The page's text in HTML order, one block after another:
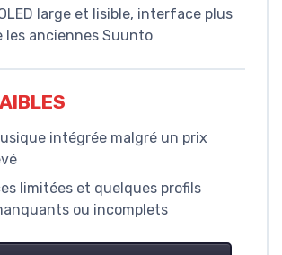
large et lisible, interface plus
les anciennes Suunto
intégrée malgré un prix
limitées et quelques profils
ou incomplets